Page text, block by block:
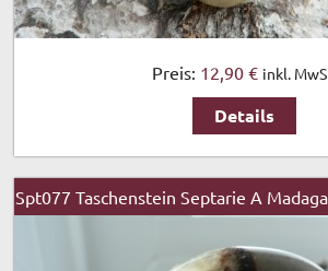
Preis: 12,90 € inkl.
Details
Spt077 Taschenstein Septarie A